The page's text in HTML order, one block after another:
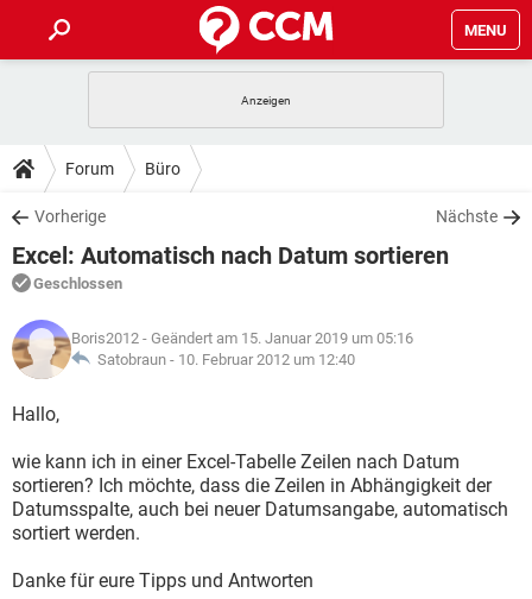
MENU
ANDROID
WINDOWS 10
WHATSAPP TIKTOK
FACEBOOK
TIPPS & TRICKS
SPIELE
WINDOWS 10
WHATSAPP
FACEBOOK HARDWARE
DOWNLOADS
SPIELE STREAMING
ANDROID
WINDOWS 10 INSTAGRAM
WHATSAPP
FACEBOOK
FORUM
SPIELE
ANDROID IOS
FACEBOOK HARDWARE
LEXIKON
SPIELE
ANDROID
WINDOWS 10 INSTAGRAM
WHATSAPP TIKTOK
FACEBOOK
Forum Büro
Vorherige Nächste
Excel: Automatisch nach Datum sortieren
Geschlossen
Boris2012 - Geändert am 15. Januar 2019 um 05:16
Satobraun - 10. Februar 2012 um 12:40
Hallo,
wie kann ich in einer Excel-Tabelle Zeilen nach Datum
sortieren? Ich möchte, dass die Zeilen in Abhängigkeit der
Datumsspalte, auch bei neuer Datumsangabe, automatisch
sortiert werden.
Danke für eure Tipps und Antworten